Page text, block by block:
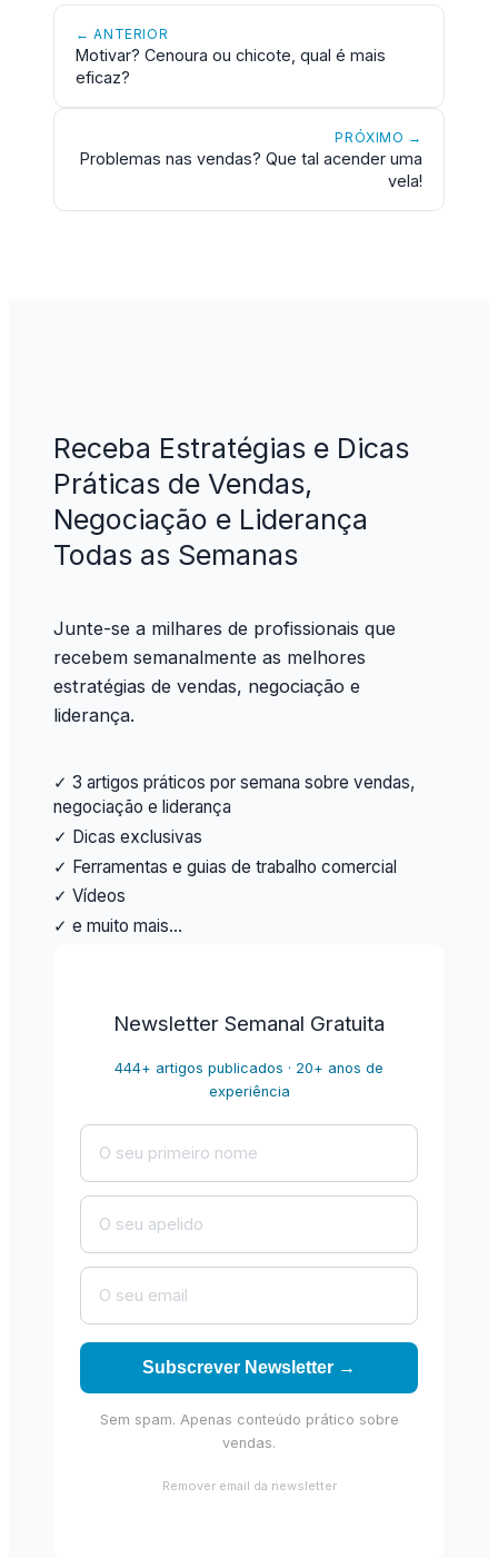
← ANTERIOR
Motivar? Cenoura ou chicote, qual é mais
eficaz?
PRÓXIMO →
Problemas nas vendas? Que tal acender uma
vela!
Receba Estratégias e Dicas
Práticas de Vendas,
Negociação e Liderança
Todas as Semanas
Junte-se a milhares de profissionais que
recebem semanalmente as melhores
estratégias de vendas, negociação e
liderança.
✓ 3 artigos práticos por semana sobre vendas,
negociação e liderança
✓ Dicas exclusivas
✓ Ferramentas e guias de trabalho comercial
✓ Vídeos
✓ e muito mais…
Newsletter Semanal Gratuita
444+ artigos publicados · 20+ anos de
experiência
Subscrever Newsletter →
Sem spam. Apenas conteúdo prático sobre
vendas.
Remover email da newsletter